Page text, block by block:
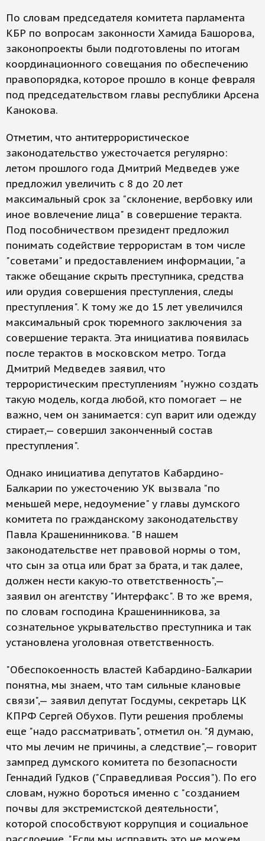
По словам председателя комитета парламента
КБР по вопросам законности Хамида Башорова,
законопроекты были подготовлены по итогам
координационного совещания по обеспечению
правопорядка, которое прошло в конце февраля
под председательством главы республики Арсена
Канокова.
Отметим, что антитеррористическое
законодательство ужесточается регулярно:
летом прошлого года Дмитрий Медведев уже
предложил увеличить с 8 до 20 лет
максимальный срок за "склонение, вербовку или
иное вовлечение лица" в совершение теракта.
Под пособничеством президент предложил
понимать содействие террористам в том числе
"советами" и предоставлением информации, "а
также обещание скрыть преступника, средства
или орудия совершения преступления, следы
преступления". К тому же до 15 лет увеличился
максимальный срок тюремного заключения за
совершение теракта. Эта инициатива появилась
после терактов в московском метро. Тогда
Дмитрий Медведев заявил, что
террористическим преступлениям "нужно создать
такую модель, когда любой, кто помогает — не
важно, чем он занимается: суп варит или одежду
стирает,— совершил законченный состав
преступления".
Однако инициатива депутатов Кабардино-
Балкарии по ужесточению УК вызвала "по
меньшей мере, недоумение" у главы думского
комитета по гражданскому законодательству
Павла Крашенинникова. "В нашем
законодательстве нет правовой нормы о том,
что сын за отца или брат за брата, и так далее,
должен нести какую-то ответственность",—
заявил он агентству "Интерфакс". В то же время,
по словам господина Крашенинникова, за
сознательное укрывательство преступника и так
установлена уголовная ответственность.
"Обеспокоенность властей Кабардино-Балкарии
понятна, мы знаем, что там сильные клановые
связи",— заявил депутат Госдумы, секретарь ЦК
КПРФ Сергей Обухов. Пути решения проблемы
еще "надо рассматривать", отметил он. "Я думаю,
что мы лечим не причины, а следствие",— говорит
зампред думского комитета по безопасности
Геннадий Гудков ("Справедливая Россия"). По его
словам, нужно бороться именно с "созданием
почвы для экстремистской деятельности",
которой способствуют коррупция и социальное